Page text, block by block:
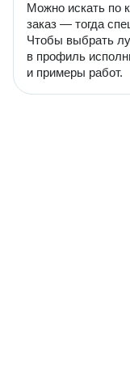
Можно искать по
заказ — тогда
Чтобы выбрать
в профиль
и примеры работ.